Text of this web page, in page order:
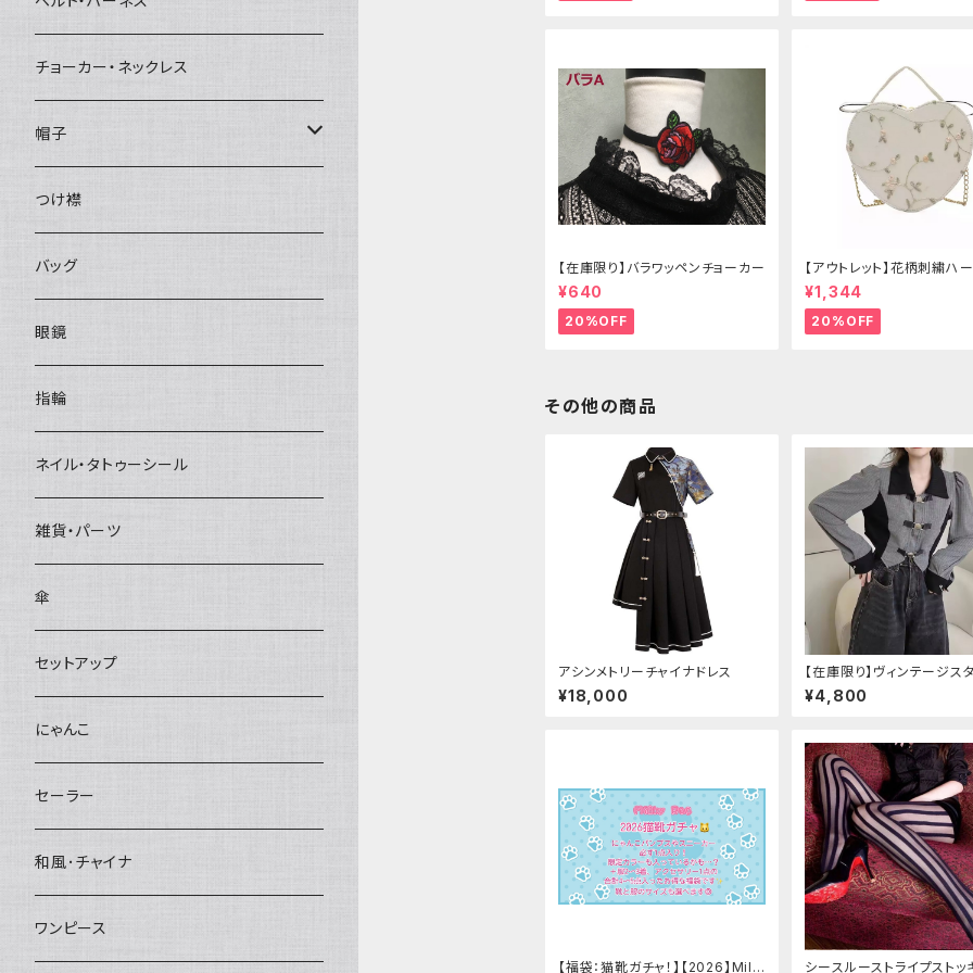
【在庫限り】バラワッペンチョーカー
¥640
20%OFF
【アウトレット】花柄刺繍ハ
グ
¥1,344
20%OFF
その他の商品
アシンメトリーチャイナドレス
¥18,000
【在庫限り】ヴィンテージス
バックルベルトシャツ
¥4,800
【福袋：猫靴ガチャ！】【2026】Milk シースルーストライプストッ
チョーカー・ネックレス
帽子
ベレー帽
つけ襟
バッグ
眼鏡
指輪
ネイル・タトゥーシール
雑貨・パーツ
傘
セットアップ
にゃんこ
セーラー
和風･チャイナ
ワンピース